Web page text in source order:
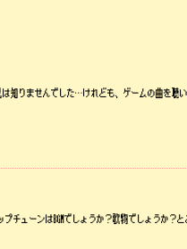
知りませんでした…けれども、ゲームの曲を聴
チューンはBGMでしょうか？歌物でしょうか？